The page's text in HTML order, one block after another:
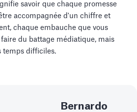
savoir que chaque promesse
accompagnée d'un chiffre et
chaque embauche que vous
du battage médiatique, mais
temps difficiles.
Bernardo